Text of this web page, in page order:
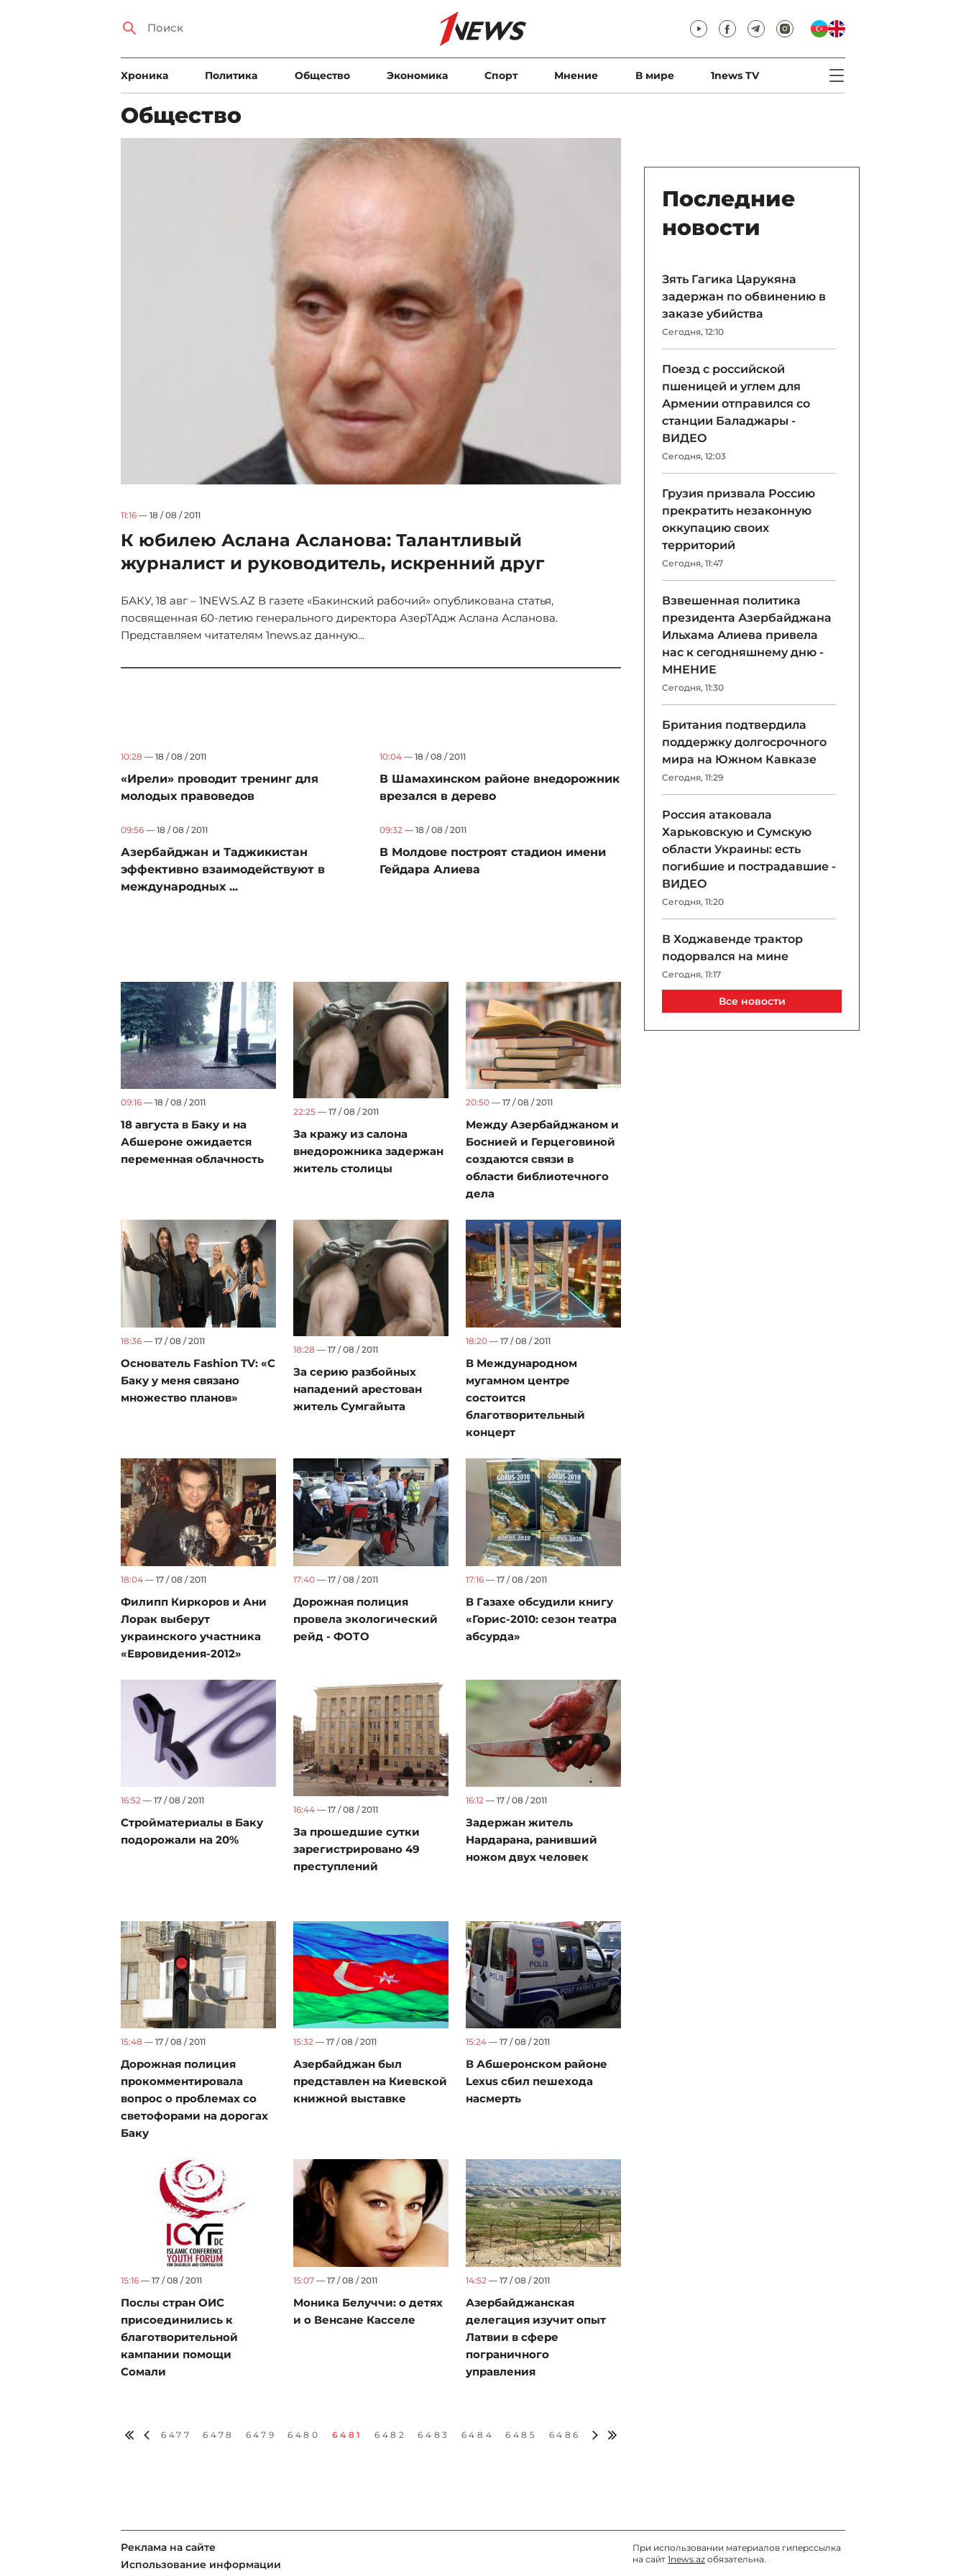
Xроника Политика Общество Экономика Спорт Мнение В мире 1news TV
Общество
11:16 — 18 / 08 / 2011
К юбилею Аслана Асланова: Талантливый
журналист и руководитель, искренний друг
БАКУ, 18 авг – 1NEWS.AZ В газете «Бакинский рабочий» опубликована статья,
посвященная 60-летию генерального директора АзерТАдж Аслана Асланова.
Представляем читателям 1news.az данную...
10:28 — 18 / 08 / 2011
«Ирели» проводит тренинг для
молодых правоведов
10:04 — 18 / 08 / 2011
В Шамахинском районе внедорожник
врезался в дерево
09:56 — 18 / 08 / 2011
Азербайджан и Таджикистан
эффективно взаимодействуют в
международных ...
09:32 — 18 / 08 / 2011
В Молдове построят стадион имени
Гейдара Алиева
09:16 — 18 / 08 / 2011
18 августа в Баку и на
Абшероне ожидается
переменная облачность
22:25 — 17 / 08 / 2011
За кражу из салона
внедорожника задержан
житель столицы
20:50 — 17 / 08 / 2011
Между Азербайджаном и
Боснией и Герцеговиной
создаются связи в
области библиотечного
дела
18:36 — 17 / 08 / 2011
Основатель Fashion TV: «С
Баку у меня связано
множество планов»
18:28 — 17 / 08 / 2011
За серию разбойных
нападений арестован
житель Сумгайыта
18:20 — 17 / 08 / 2011
В Международном
мугамном центре
состоится
благотворительный
концерт
18:04 — 17 / 08 / 2011
Филипп Киркоров и Ани
Лорак выберут
украинского участника
«Евровидения-2012»
17:40 — 17 / 08 / 2011
Дорожная полиция
провела экологический
рейд - ФОТО
17:16 — 17 / 08 / 2011
В Газахе обсудили книгу
«Горис-2010: сезон театра
абсурда»
16:52 — 17 / 08 / 2011
Стройматериалы в Баку
подорожали на 20%
16:44 — 17 / 08 / 2011
За прошедшие сутки
зарегистрировано 49
преступлений
16:12 — 17 / 08 / 2011
Задержан житель
Нардарана, ранивший
ножом двух человек
15:48 — 17 / 08 / 2011
Дорожная полиция
прокомментировала
вопрос о проблемах со
светофорами на дорогах
Баку
15:32 — 17 / 08 / 2011
Азербайджан был
представлен на Киевской
книжной выставке
15:24 — 17 / 08 / 2011
В Абшеронском районе
Lexus сбил пешехода
насмерть
15:16 — 17 / 08 / 2011
Послы стран ОИС
присоединились к
благотворительной
кампании помощи
Сомали
15:07 — 17 / 08 / 2011
Моника Белуччи: о детях
и о Венсане Касселе
14:52 — 17 / 08 / 2011
Азербайджанская
делегация изучит опыт
Латвии в сфере
пограничного
управления
6477 6478 6479 6480 6481 6482 6483 6484 6485 6486
Последние
новости
Зять Гагика Царукяна
задержан по обвинению в
заказе убийства
Сегодня, 12:10
Поезд с российской
пшеницей и углем для
Армении отправился со
станции Баладжары -
ВИДЕО
Сегодня, 12:03
Грузия призвала Россию
прекратить незаконную
оккупацию своих
территорий
Сегодня, 11:47
Взвешенная политика
президента Азербайджана
Ильхама Алиева привела
нас к сегодняшнему дню -
МНЕНИЕ
Сегодня, 11:30
Британия подтвердила
поддержку долгосрочного
мира на Южном Кавказе
Сегодня, 11:29
Россия атаковала
Харьковскую и Сумскую
области Украины: есть
погибшие и пострадавшие -
ВИДЕО
Сегодня, 11:20
В Ходжавенде трактор
подорвался на мине
Сегодня, 11:17
По прошествии года с
исторической встречи: как
Все новости
Реклама на сайте
Использование информации
При использовании материалов гиперссылка
на сайт 1news.az обязательна.